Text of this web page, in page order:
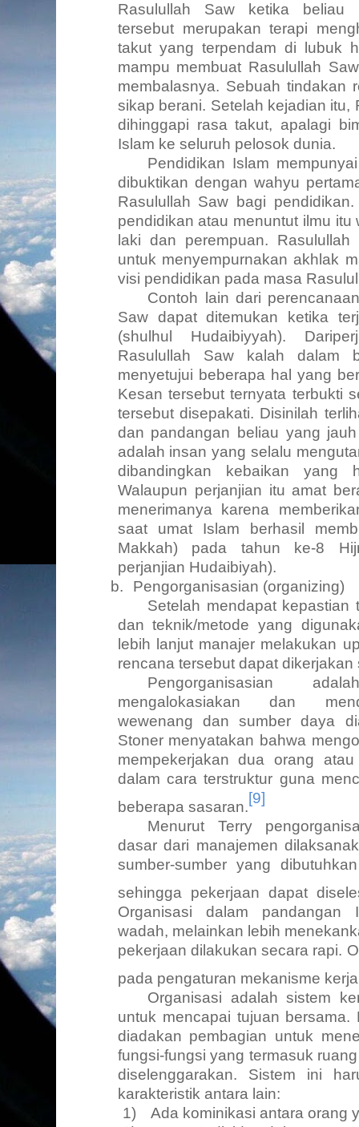
Rasulullah Saw ketika beliau
tersebut merupakan terapi
takut yang terpendam di lubuk
mampu membuat Rasulullah
membalasnya. Sebuah tindakan
sikap berani. Setelah kejadian itu,
dihinggapi rasa takut, apalagi
Islam ke seluruh pelosok dunia.
Pendidikan Islam
dibuktikan dengan wahyu
Rasulullah Saw bagi
pendidikan atau menuntut ilmu
laki dan perempuan.
untuk menyempurnakan akhlak
visi pendidikan pada masa
Contoh lain dari
Saw dapat ditemukan ketika
(shulhul Hudaibiyyah).
Rasulullah Saw kalah dalam
menyetujui beberapa hal yang
Kesan tersebut ternyata terbukti
tersebut disepakati. Disinilah
dan pandangan beliau yang
adalah insan yang selalu
dibandingkan kebaikan yang
Walaupun perjanjian itu amat
menerimanya karena
saat umat Islam berhasil
Makkah) pada tahun ke-8
perjanjian Hudaibiyah).
b.
Pengorganisasian (organizing)
Setelah mendapat kepastian
dan teknik/metode yang
lebih lanjut manajer melakukan
rencana tersebut dapat
Pengorganisasian
mengalokasiakan dan
wewenang dan sumber daya
Stoner menyatakan bahwa
mempekerjakan dua orang
dalam cara terstruktur guna
beberapa sasaran.
[9]
Menurut Terry
dasar dari manajemen
sumber-sumber yang
sehingga pekerjaan dapat
Organisasi dalam pandangan
wadah, melainkan lebih
pekerjaan dilakukan secara rapi.
pada pengaturan mekanisme
Organisasi adalah sistem
untuk mencapai tujuan
diadakan pembagian untuk
fungsi-fungsi yang termasuk
diselenggarakan. Sistem ini
karakteristik antara lain:
1)
Ada kominikasi antara orang